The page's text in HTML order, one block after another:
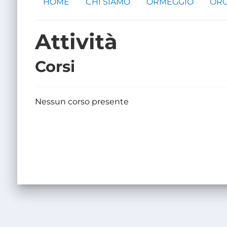
Attività
Corsi
Nessun corso presente